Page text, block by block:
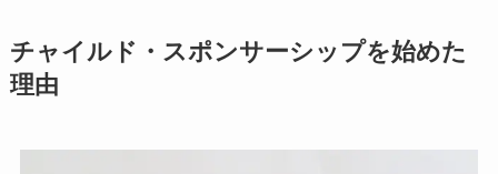
チャイルド・スポンサーシップを始めた
理由